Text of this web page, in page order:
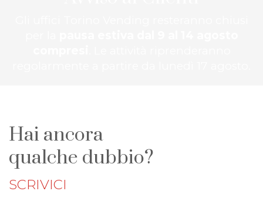
Hai ancora
qualche dubbio?
SCRIVICI